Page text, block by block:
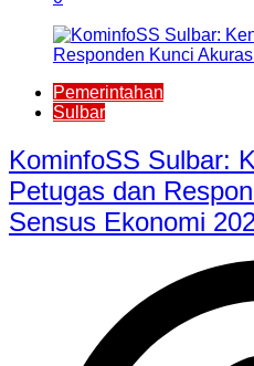
Pemerintahan
Sulbar
KominfoSS Sulbar:
Petugas dan
Sensus Ekonomi